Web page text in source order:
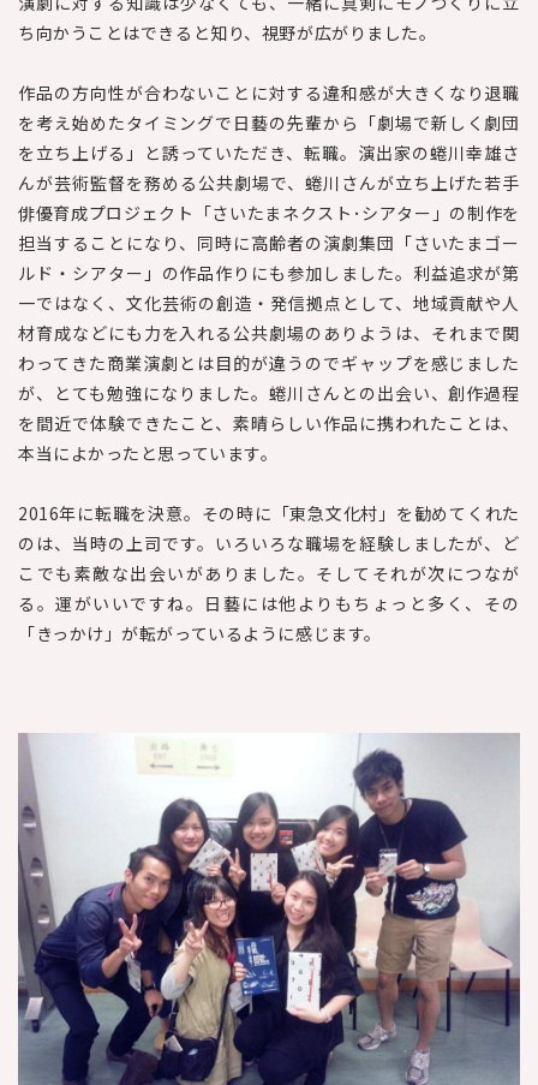
ち向かうことはできると知り、視野が広がりました。
作品の方向性が合わないことに対する違和感が大きくなり退職
を考え始めたタイミングで日藝の先輩から「劇場で新しく劇団
を立ち上げる」と誘っていただき、転職。演出家の蜷川幸雄さ
んが芸術監督を務める公共劇場で、蜷川さんが立ち上げた若手
俳優育成プロジェクト「さいたまネクスト･シアター」の制作を
担当することになり、同時に高齢者の演劇集団「さいたまゴー
ルド・シアター」の作品作りにも参加しました。利益追求が第
一ではなく、文化芸術の創造・発信拠点として、地域貢献や人
材育成などにも力を入れる公共劇場のありようは、それまで関
わってきた商業演劇とは目的が違うのでギャップを感じました
が、とても勉強になりました。蜷川さんとの出会い、創作過程
を間近で体験できたこと、素晴らしい作品に携われたことは、
本当によかったと思っています。
2016年に転職を決意。その時に「東急文化村」を勧めてくれた
のは、当時の上司です。いろいろな職場を経験しましたが、ど
こでも素敵な出会いがありました。そしてそれが次につなが
る。運がいいですね。日藝には他よりもちょっと多く、その
「きっかけ」が転がっているように感じます。